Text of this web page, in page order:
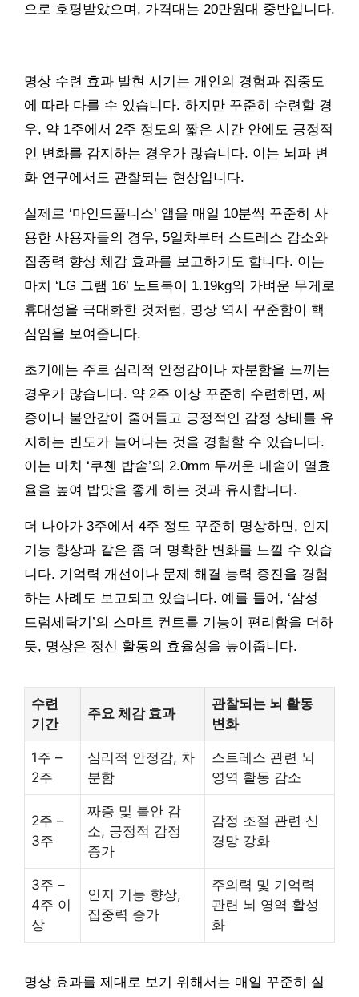
으로 호평받았으며, 가격대는 20만원대 중반입니다.
명상 수련 효과 발현 시기는 개인의 경험과 집중도
에 따라 다를 수 있습니다. 하지만 꾸준히 수련할 경
우, 약 1주에서 2주 정도의 짧은 시간 안에도 긍정적
인 변화를 감지하는 경우가 많습니다. 이는 뇌파 변
화 연구에서도 관찰되는 현상입니다.
실제로 ‘마인드풀니스’ 앱을 매일 10분씩 꾸준히 사
용한 사용자들의 경우, 5일차부터 스트레스 감소와
집중력 향상 체감 효과를 보고하기도 합니다. 이는
마치 ‘LG 그램 16’ 노트북이 1.19kg의 가벼운 무게로
휴대성을 극대화한 것처럼, 명상 역시 꾸준함이 핵
심임을 보여줍니다.
초기에는 주로 심리적 안정감이나 차분함을 느끼는
경우가 많습니다. 약 2주 이상 꾸준히 수련하면, 짜
증이나 불안감이 줄어들고 긍정적인 감정 상태를 유
지하는 빈도가 늘어나는 것을 경험할 수 있습니다.
이는 마치 ‘쿠첸 밥솥’의 2.0mm 두꺼운 내솥이 열효
율을 높여 밥맛을 좋게 하는 것과 유사합니다.
더 나아가 3주에서 4주 정도 꾸준히 명상하면, 인지
기능 향상과 같은 좀 더 명확한 변화를 느낄 수 있습
니다. 기억력 개선이나 문제 해결 능력 증진을 경험
하는 사례도 보고되고 있습니다. 예를 들어, ‘삼성
드럼세탁기’의 스마트 컨트롤 기능이 편리함을 더하
듯, 명상은 정신 활동의 효율성을 높여줍니다.
수련
기간
주요 체감 효과
관찰되는 뇌 활동
변화
1주 –
2주
심리적 안정감, 차
분함
스트레스 관련 뇌
영역 활동 감소
2주 –
3주
짜증 및 불안 감
소, 긍정적 감정
증가
감정 조절 관련 신
경망 강화
3주 –
4주 이
상
인지 기능 향상,
집중력 증가
주의력 및 기억력
관련 뇌 영역 활성
화
명상 효과를 제대로 보기 위해서는 매일 꾸준히 실